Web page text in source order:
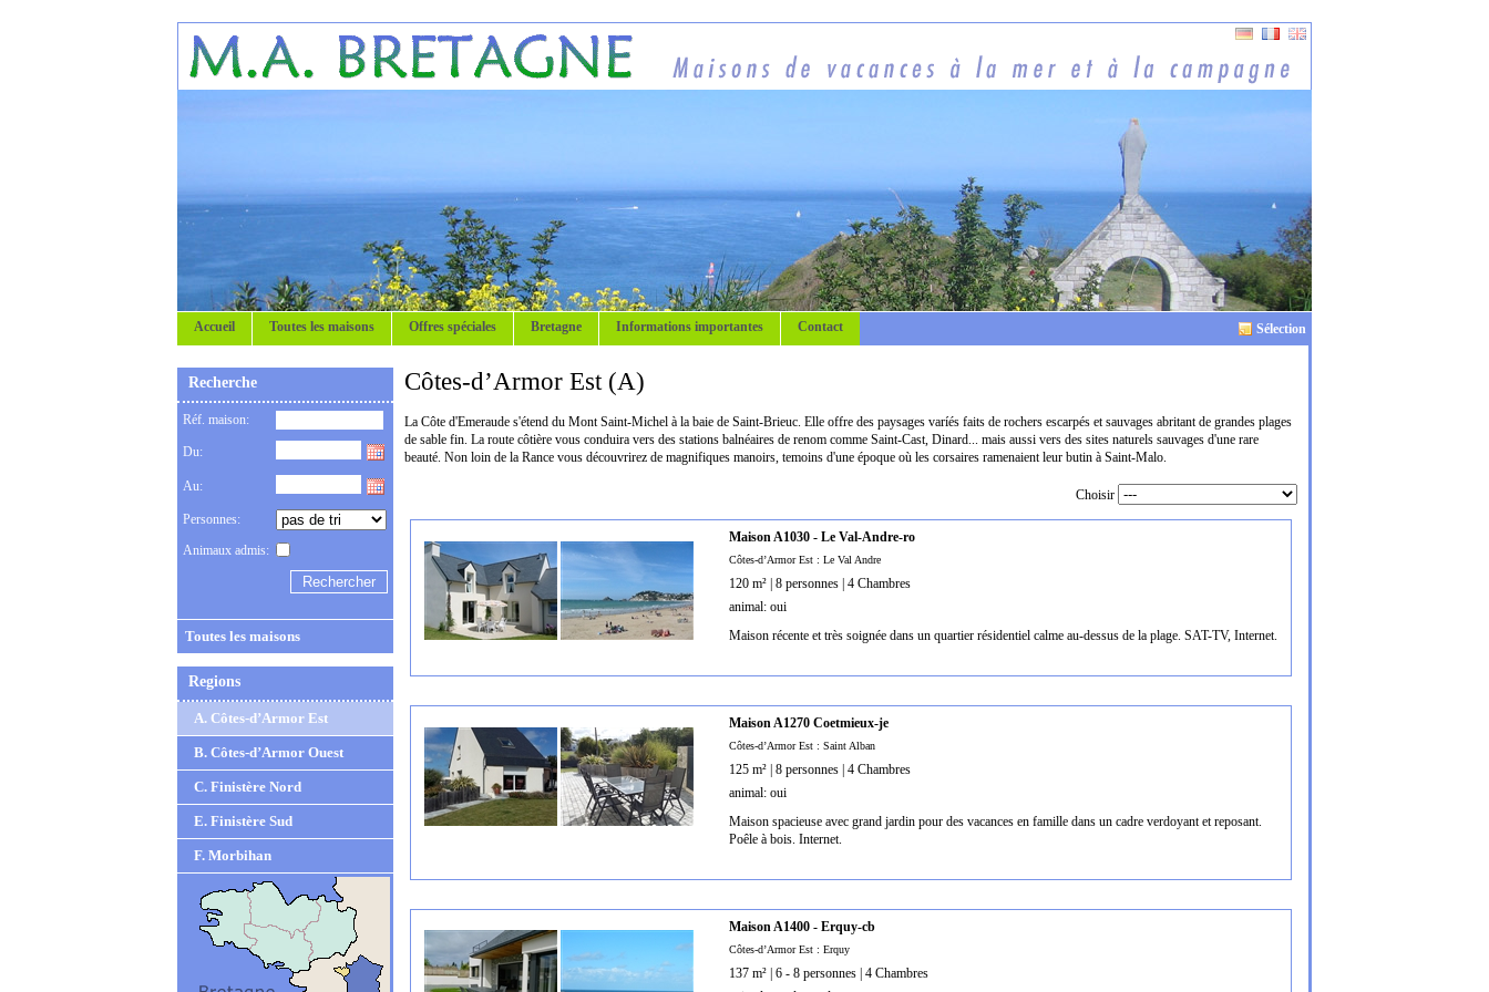
Sélection
Accueil Toutes les maisons Offres spéciales Bretagne Informations importantes Contact
Recherche
Réf. maison:
Du:
Au:
Personnes:
Animaux admis:
Toutes les maisons
Regions
A. Côtes-d’Armor Est
B. Côtes-d’Armor Ouest
C. Finistère Nord
E. Finistère Sud
F. Morbihan
Côtes-d’Armor Est (A)
La Côte d'Emeraude s'étend du Mont Saint-Michel à la baie de Saint-Brieuc. Elle offre des paysages varíés faits de rochers escarpés et sauvages abritant de grandes plages
de sable fin. La route côtière vous conduira vers des stations balnéaires de renom comme Saint-Cast, Dinard... mais aussi vers des sites naturels sauvages d'une rare
beauté. Non loin de la Rance vous découvrirez de magnifiques manoirs, temoins d'une époque où les corsaires ramenaient leur butin à Saint-Malo.
Choisir
Maison A1030 - Le Val-Andre-ro
Côtes-d’Armor Est : Le Val Andre
120 m² | 8 personnes | 4 Chambres
animal: oui
Maison récente et très soignée dans un quartier résidentiel calme au-dessus de la plage. SAT-TV, Internet.
Maison A1270 Coetmieux-je
Côtes-d’Armor Est : Saint Alban
125 m² | 8 personnes | 4 Chambres
animal: oui
Maison spacieuse avec grand jardin pour des vacances en famille dans un cadre verdoyant et reposant.
Poêle à bois. Internet.
Maison A1400 - Erquy-cb
Côtes-d’Armor Est : Erquy
137 m² | 6 - 8 personnes | 4 Chambres